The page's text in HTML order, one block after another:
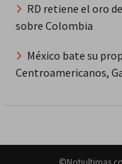
RD retiene el oro
sobre Colombia
México bate su
Centroamericanos,